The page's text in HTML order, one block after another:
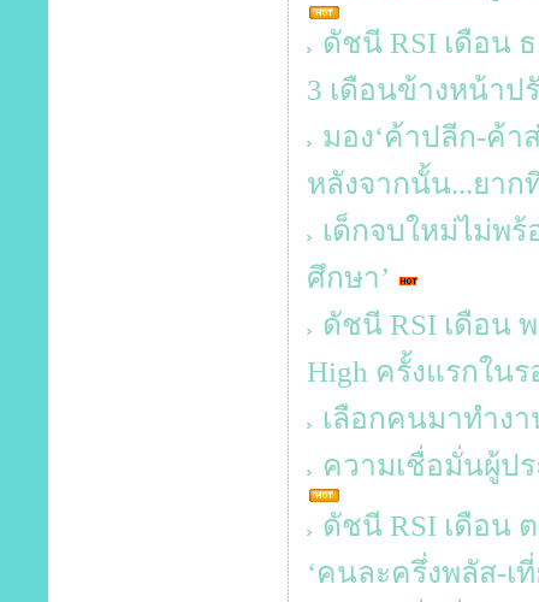
ดัชนี RSI เดือน
3 เดือนข้างหน้าป
มอง‘ค้าปลีก-ค้า
หลังจากนั้น...ยาก
เด็กจบใหม่ไม่พร้
ศึกษา’
ดัชนี RSI เดือน
High ครั้งแรกในร
เลือกคนมาทำง
ความเชื่อมั่นผู้ป
ดัชนี RSI เดือน
‘คนละครึ่งพลัส-เ